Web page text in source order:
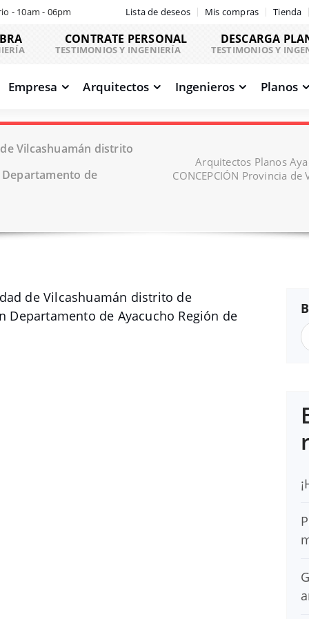
- 10am - 06pm Lista de deseos Mis compras Tienda
CONTRATE PERSONAL
TESTIMONIOS Y INGENIERÍA
DESCARGA
TESTIMONIOS Y
Empresa Arquitectos Ingenieros Planos
Vilcashuamán distrito
Departamento de
Arquitectos Planos
CONCEPCIÓN Provincia
de Vilcashuamán distrito de
Departamento de Ayacucho Región de